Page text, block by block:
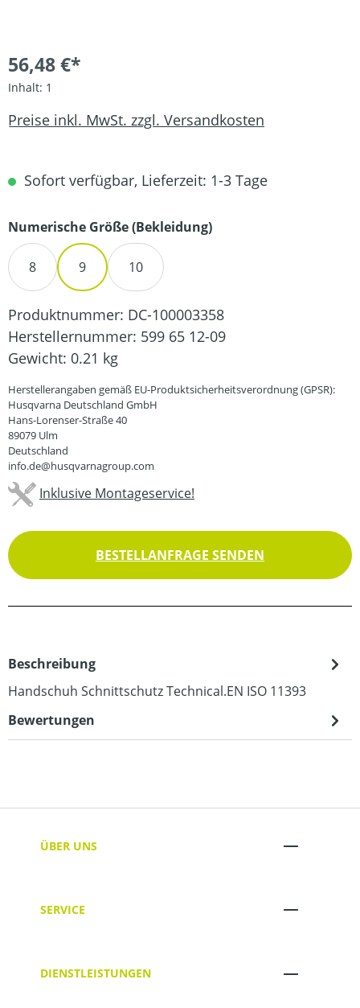
56,48 €*
Inhalt: 1
Preise inkl. MwSt. zzgl. Versandkosten
Sofort verfügbar, Lieferzeit: 1-3 Tage
Numerische Größe (Bekleidung)auswählen
8 9 10
Produktnummer: DC-100003358
Herstellernummer: 599 65 12-09
Gewicht: 0.21 kg
Herstellerangaben gemäß EU-Produktsicherheitsverordnung (GPSR):
Husqvarna Deutschland GmbH
Hans-Lorenser-Straße 40
89079 Ulm
Deutschland
info.de@husqvarnagroup.com
Inklusive Montageservice!
BESTELLANFRAGE SENDEN
Beschreibung
Handschuh Schnittschutz Technical.EN ISO 11393
Bewertungen
ÜBER UNS
SERVICE
DIENSTLEISTUNGEN